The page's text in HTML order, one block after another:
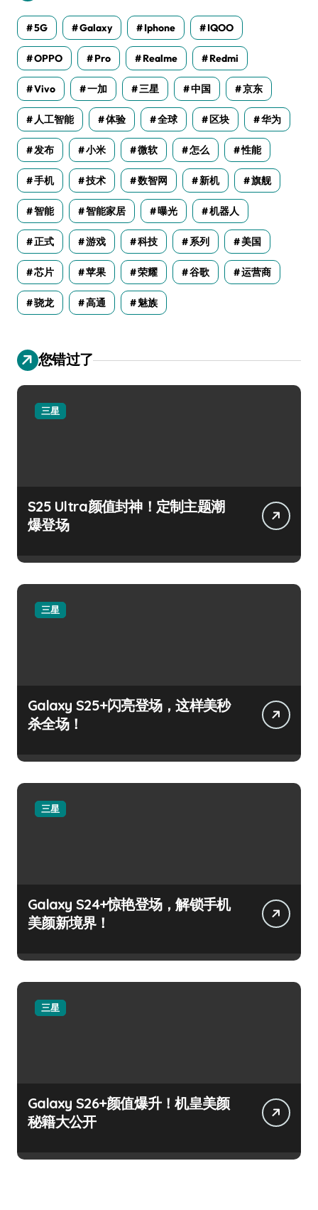
5G Galaxy Iphone IQOO
OPPO Pro Realme Redmi
Vivo 一加 三星 中国 京东
人工智能 体验 全球 区块 华为
发布 小米 微软 怎么 性能
手机 技术 数智网 新机 旗舰
智能 智能家居 曝光 机器人
正式 游戏 科技 系列 美国
芯片 苹果 荣耀 谷歌 运营商
骁龙 高通 魅族
您错过了
三星
S25 Ultra颜值封神！定制主题潮
爆登场
三星
Galaxy S25+闪亮登场，这样美秒
杀全场！
三星
Galaxy S24+惊艳登场，解锁手机
美颜新境界！
三星
Galaxy S26+颜值爆升！机皇美颜
秘籍大公开